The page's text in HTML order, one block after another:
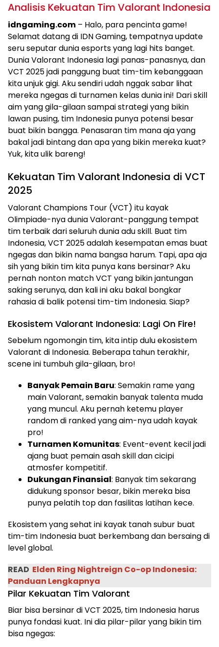
Analisis Kekuatan Tim Valorant Indonesia
idngaming.com – Halo, para pencinta game!
Selamat datang di IDN Gaming, tempatnya update
seru seputar dunia esports yang lagi hits banget.
Dunia Valorant Indonesia lagi panas-panasnya, dan
VCT 2025 jadi panggung buat tim-tim kebanggaan
kita unjuk gigi. Aku sendiri udah nggak sabar lihat
mereka ngegas di turnamen kelas dunia ini! Dari skill
aim yang gila-gilaan sampai strategi yang bikin
lawan pusing, tim Indonesia punya potensi besar
buat bikin bangga. Penasaran tim mana aja yang
bakal jadi bintang dan apa yang bikin mereka kuat?
Yuk, kita ulik bareng!
Kekuatan Tim Valorant Indonesia di VCT
2025
Valorant Champions Tour (VCT) itu kayak
Olimpiade-nya dunia Valorant-panggung tempat
tim terbaik dari seluruh dunia adu skill. Buat tim
Indonesia, VCT 2025 adalah kesempatan emas buat
ngegas dan bikin nama bangsa harum. Tapi, apa aja
sih yang bikin tim kita punya kans bersinar? Aku
pernah nonton match VCT yang bikin jantungan
saking serunya, dan kali ini aku bakal bongkar
rahasia di balik potensi tim-tim Indonesia. Siap?
Ekosistem Valorant Indonesia: Lagi On Fire!
Sebelum ngomongin tim, kita intip dulu ekosistem
Valorant di Indonesia. Beberapa tahun terakhir,
scene ini tumbuh gila-gilaan, bro!
Banyak Pemain Baru: Semakin rame yang
main Valorant, semakin banyak talenta muda
yang muncul. Aku pernah ketemu player
random di ranked yang aim-nya udah kayak
pro!
Turnamen Komunitas: Event-event kecil jadi
ajang buat pemain asah skill dan cicipi
atmosfer kompetitif.
Dukungan Finansial: Banyak tim sekarang
didukung sponsor besar, bikin mereka bisa
punya pelatih top dan fasilitas latihan kece.
Ekosistem yang sehat ini kayak tanah subur buat
tim-tim Indonesia buat berkembang dan bersaing di
level global.
READ Elden Ring Nightreign Co-op Indonesia:
Panduan Lengkapnya
Pilar Kekuatan Tim Valorant
Biar bisa bersinar di VCT 2025, tim Indonesia harus
punya fondasi kuat. Ini dia pilar-pilar yang bikin tim
bisa ngegas: